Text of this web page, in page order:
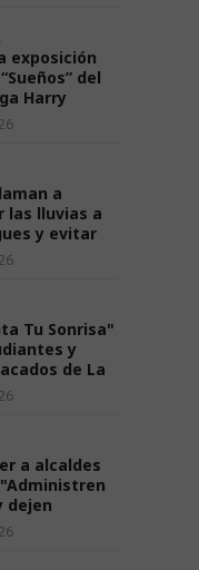
exposición
del
Harry
a
las lluvias a
y evitar
Tu Sonrisa"
y
de La
a alcaldes
dejen